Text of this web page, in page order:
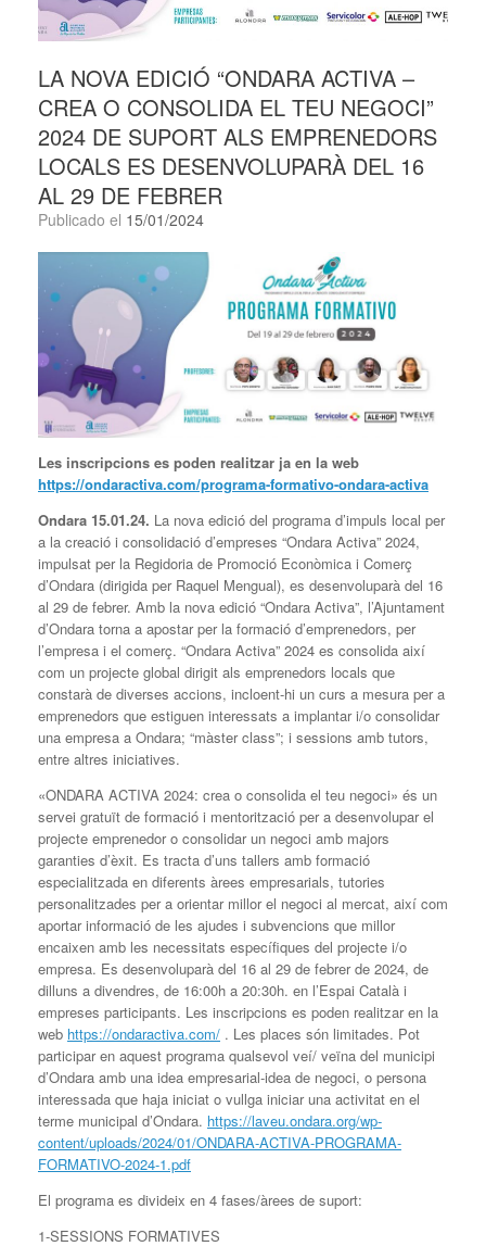
LA NOVA EDICIÓ “ONDARA ACTIVA –
CREA O CONSOLIDA EL TEU NEGOCI”
2024 DE SUPORT ALS EMPRENEDORS
LOCALS ES DESENVOLUPARÀ DEL 16
AL 29 DE FEBRER
Publicado el 15/01/2024
Les inscripcions es poden realitzar ja en la web
https://ondaractiva.com/programa-formativo-ondara-activa
Ondara 15.01.24. La nova edició del programa d’impuls local per
a la creació i consolidació d’empreses “Ondara Activa” 2024,
impulsat per la Regidoria de Promoció Econòmica i Comerç
d’Ondara (dirigida per Raquel Mengual), es desenvoluparà del 16
al 29 de febrer. Amb la nova edició “Ondara Activa”, l’Ajuntament
d’Ondara torna a apostar per la formació d’emprenedors, per
l’empresa i el comerç. “Ondara Activa” 2024 es consolida així
com un projecte global dirigit als emprenedors locals que
constarà de diverses accions, incloent-hi un curs a mesura per a
emprenedors que estiguen interessats a implantar i/o consolidar
una empresa a Ondara; “màster class”; i sessions amb tutors,
entre altres iniciatives.
«ONDARA ACTIVA 2024: crea o consolida el teu negoci» és un
servei gratuït de formació i mentorització per a desenvolupar el
projecte emprenedor o consolidar un negoci amb majors
garanties d’èxit. Es tracta d’uns tallers amb formació
especialitzada en diferents àrees empresarials, tutories
personalitzades per a orientar millor el negoci al mercat, així com
aportar informació de les ajudes i subvencions que millor
encaixen amb les necessitats específiques del projecte i/o
empresa. Es desenvoluparà del 16 al 29 de febrer de 2024, de
dilluns a divendres, de 16:00h a 20:30h. en l’Espai Català i
empreses participants. Les inscripcions es poden realitzar en la
web https://ondaractiva.com/ . Les places són limitades. Pot
participar en aquest programa qualsevol veí/ veïna del municipi
d’Ondara amb una idea empresarial-idea de negoci, o persona
interessada que haja iniciat o vullga iniciar una activitat en el
terme municipal d’Ondara. https://laveu.ondara.org/wp-
content/uploads/2024/01/ONDARA-ACTIVA-PROGRAMA-
FORMATIVO-2024-1.pdf
El programa es divideix en 4 fases/àrees de suport:
1-SESSIONS FORMATIVES